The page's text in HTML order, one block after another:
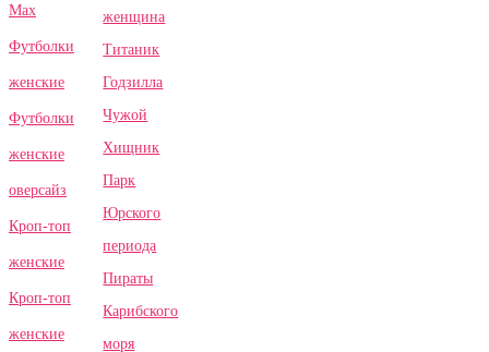
Max
Футболки
женские
Футболки
женские
оверсайз
Кроп-топ
женские
Кроп-топ
женские
женщина
Титаник
Годзилла
Чужой
Хищник
Парк
Юрского
периода
Пираты
Карибского
моря